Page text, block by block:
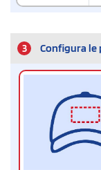
3 Configura le